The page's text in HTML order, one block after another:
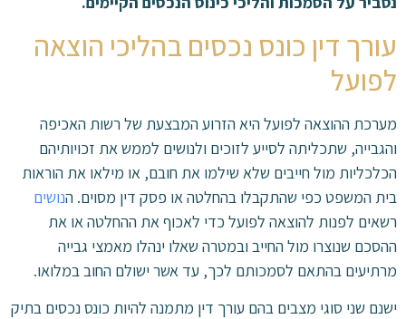
עורך דין כונס נכסים בהליכי הוצאה
לפועל
מערכת ההוצאה לפועל היא הזרוע המבצעת של רשות האכיפה
והגבייה, שתכליתה לסייע לזוכים ולנושים לממש את זכויותיהם
הכלכליות מול חייבים שלא שילמו את חובם, או מילאו את הוראות
בית המשפט כפי שהתקבלו בהחלטה או פסק דין מסוים. הנושים
רשאים לפנות להוצאה לפועל כדי לאכוף את ההחלטה או את
ההסכם שנוצרו מול החייב ובמטרה שאלו ינהלו מאמצי גבייה
מרתיעים בהתאם לסמכותם לכך, עד אשר ישולם החוב במלואו.
ישנם שני סוגי מצבים בהם עורך דין מתמנה להיות כונס נכסים בתיק